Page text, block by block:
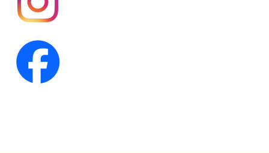
第18回人形供養祭
第16回人形供養祭
第15回人形供養祭